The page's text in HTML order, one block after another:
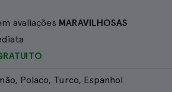
avaliações MARAVILHOSAS
Polaco, Turco, Espanhol